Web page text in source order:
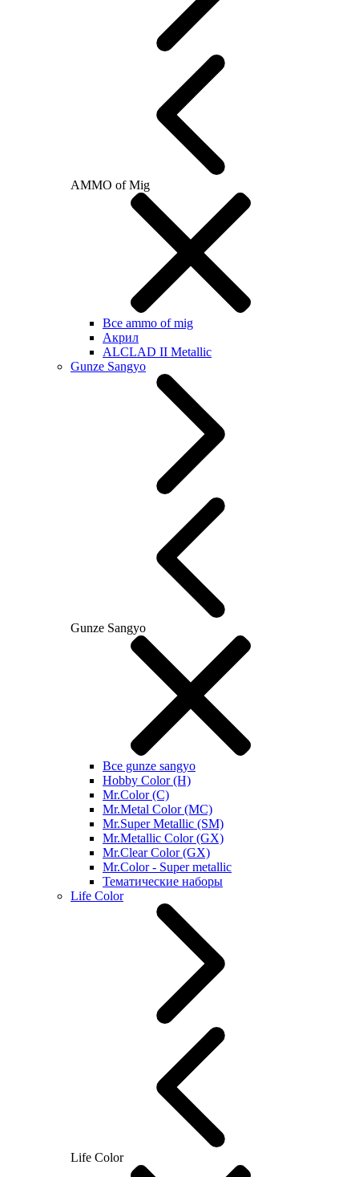
AMMO of Mig
Все ammo of mig
Акрил
ALCLAD II Metallic
Gunze Sangyo
Gunze Sangyo
Все gunze sangyo
Hobby Color (H)
Mr.Color (C)
Mr.Metal Color (MC)
Mr.Super Metallic (SM)
Mr.Metallic Color (GX)
Mr.Clear Color (GX)
Mr.Color - Super metallic
Тематические наборы
Life Color
Life Color